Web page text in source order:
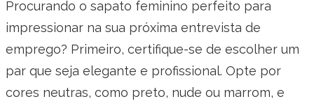
Procurando o sapato feminino perfeito para
impressionar na sua próxima entrevista de
emprego? Primeiro, certifique-se de escolher um
par que seja elegante e profissional. Opte por
cores neutras, como preto, nude ou marrom, e